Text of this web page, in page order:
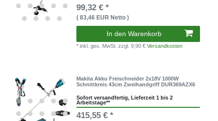
99,32 € *
( 83,46 EUR Netto )
In den Warenkorb
* inkl. ges. MwSt.zzgl. 9,90 €Versandkosten
Makita Akku Freischneider 2x18V 1000W
Schnittkreis 43cm Zweihandgriff DUR369AZX6
Sofort versandfertig, Lieferzeit 1 bis 2
Arbeitstage**
415,55 € *